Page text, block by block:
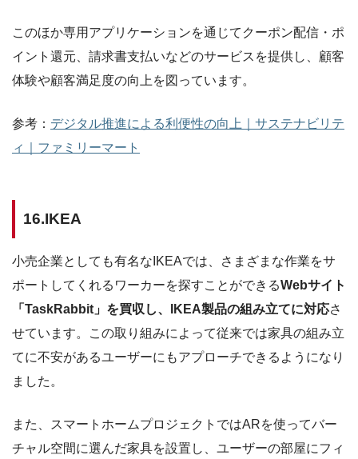
このほか専用アプリケーションを通じてクーポン配信・ポ
イント還元、請求書支払いなどのサービスを提供し、顧客
体験や顧客満足度の向上を図っています。
参考： デジタル推進による利便性の向上｜サステナビリテ
ィ｜ファミリーマート
16.IKEA
小売企業としても有名なIKEAでは、さまざまな作業をサ
ポートしてくれるワーカーを探すことができるWebサイト
「TaskRabbit」を買収し、IKEA製品の組み立てに対応さ
せています。この取り組みによって従来では家具の組み立
てに不安があるユーザーにもアプローチできるようになり
ました。
また、スマートホームプロジェクトではARを使ってバー
チャル空間に選んだ家具を設置し、ユーザーの部屋にフィ